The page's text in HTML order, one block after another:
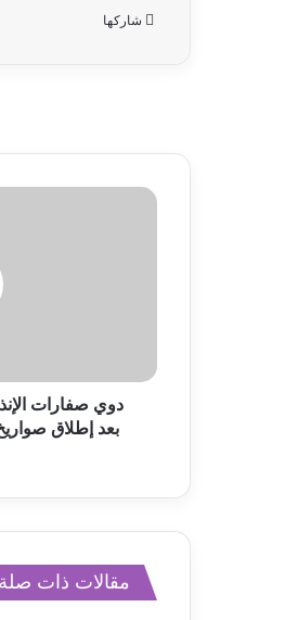
شاركها
دوي صفارات
بعد إطلاق
مقالات ذات صلة